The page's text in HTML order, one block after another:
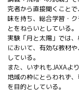
究者から直接聞くこと
味を持ち、総合学習・
とをねらいとしている。
実験「月と太陽」では
において、有効な教材
している。
また、いずれもJAXAよ
地域の枠にとらわれず
を目的としている。